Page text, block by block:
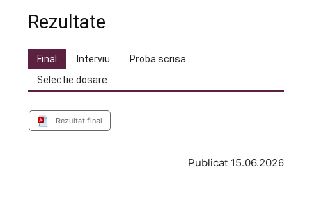
Rezultate
Final Interviu
Proba scrisa
Selectie dosare
Rezultat final
Publicat 15.06.2026